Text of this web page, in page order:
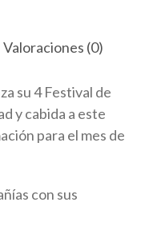
Valoraciones (0)
su 4 Festival de
y cabida a este
para el mes de
con sus